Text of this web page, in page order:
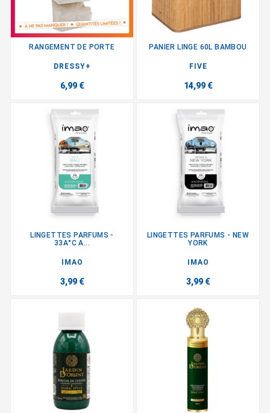
RANGEMENT DE PORTE
DRESSY+
6,99 €
PANIER LINGE 60L BAMBOU
FIVE
14,99 €
LINGETTES PARFUMS -
33A°C A...
IMAO
3,99 €
LINGETTES PARFUMS - NEW
YORK
IMAO
3,99 €